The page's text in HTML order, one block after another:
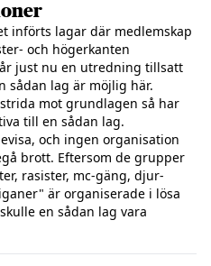
införts lagar där medlemskap
och högerkanten
just nu en utredning tillsatt
sådan lag är möjlig här.
mot grundlagen så har
till en sådan lag.
och ingen organisation
brott. Eftersom de grupper
rasister, mc-gäng, djur-
är organiserade i lösa
en sådan lag vara